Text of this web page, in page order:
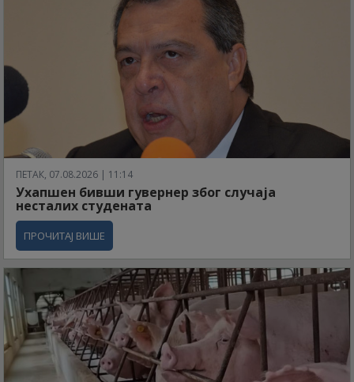
ПЕТАК, 07.08.2026 | 11:14
Ухапшен бивши гувернер због случаја
несталих студената
ПРОЧИТАЈ ВИШЕ